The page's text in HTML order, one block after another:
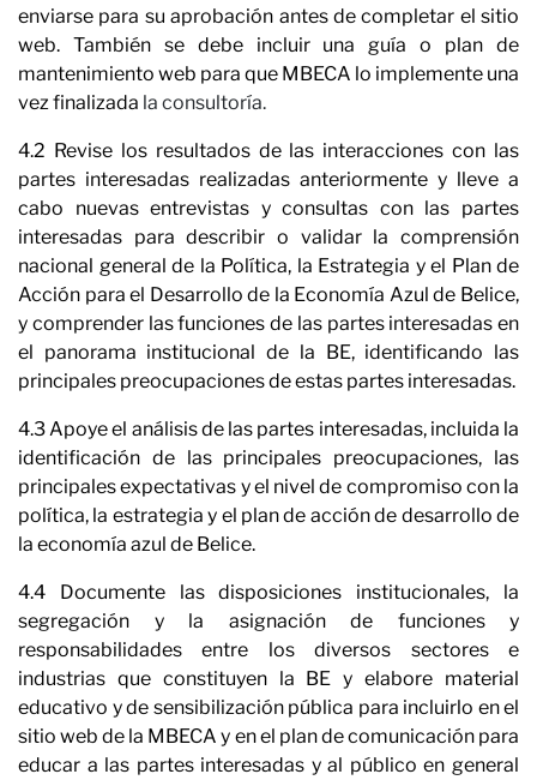
enviarse para su aprobación antes de completar el sitio
web. También se debe incluir una guía o plan de
mantenimiento web para que MBECA lo implemente una
vez finalizada la consultoría.
4.2 Revise los resultados de las interacciones con las
partes interesadas realizadas anteriormente y lleve a
cabo nuevas entrevistas y consultas con las partes
interesadas para describir o validar la comprensión
nacional general de la Política, la Estrategia y el Plan de
Acción para el Desarrollo de la Economía Azul de Belice,
y comprender las funciones de las partes interesadas en
el panorama institucional de la BE, identificando las
principales preocupaciones de estas partes interesadas.
4.3 Apoye el análisis de las partes interesadas, incluida la
identificación de las principales preocupaciones, las
principales expectativas y el nivel de compromiso con la
política, la estrategia y el plan de acción de desarrollo de
la economía azul de Belice.
4.4 Documente las disposiciones institucionales, la
segregación y la asignación de funciones y
responsabilidades entre los diversos sectores e
industrias que constituyen la BE y elabore material
educativo y de sensibilización pública para incluirlo en el
sitio web de la MBECA y en el plan de comunicación para
educar a las partes interesadas y al público en general
ÚNETE A NUESTRO
BOLETÍN
Nombre
Apellido
Correo electrónico
He leído y acepto la Política de Privacidad*
SUSCRÍBETE